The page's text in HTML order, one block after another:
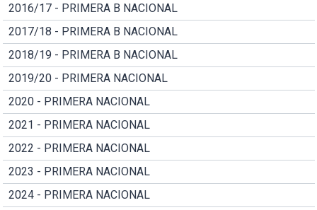
2016/17 - PRIMERA B NACIONAL
2017/18 - PRIMERA B NACIONAL
2018/19 - PRIMERA B NACIONAL
2019/20 - PRIMERA NACIONAL
2020 - PRIMERA NACIONAL
2021 - PRIMERA NACIONAL
2022 - PRIMERA NACIONAL
2023 - PRIMERA NACIONAL
2024 - PRIMERA NACIONAL